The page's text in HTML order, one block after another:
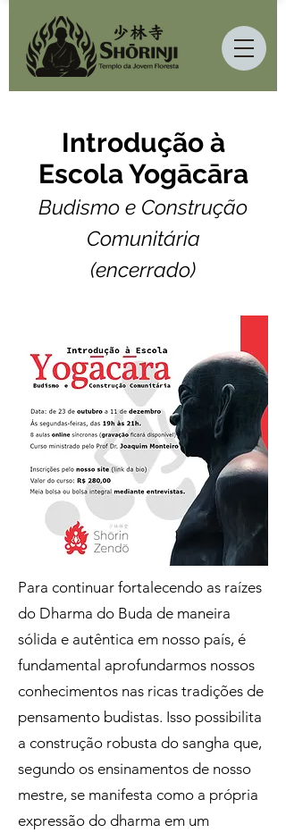
Introdução à
Escola Yogācāra
Budismo e Construção
Comunitária
(encerrado)
Para continuar fortalecendo as raízes
do Dharma do Buda de maneira
sólida e autêntica em nosso país, é
fundamental aprofundarmos nossos
conhecimentos nas ricas tradições de
pensamento budistas. Isso possibilita
a construção robusta do sangha que,
segundo os ensinamentos de nosso
mestre, se manifesta como a própria
expressão do dharma em um